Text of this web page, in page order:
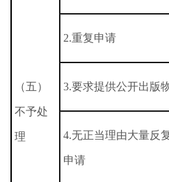
（五）
不予处
理
2.重复申请
3.要求提供公开出版
4.无正当理由大量反
申请